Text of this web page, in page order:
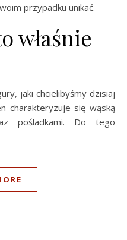
przypadku unikać.
właśnie
jaki chcielibyśmy dzisiaj
charakteryzuje się wąską
pośladkami. Do tego